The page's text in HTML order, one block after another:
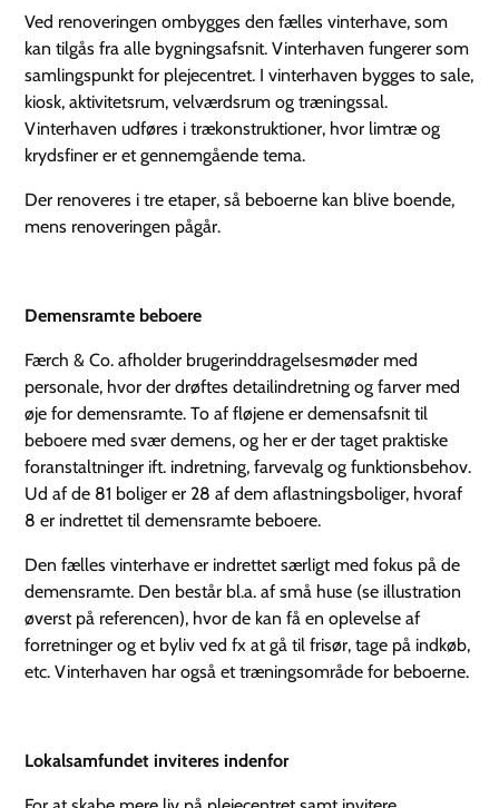
Ved renoveringen ombygges den fælles vinterhave, som
kan tilgås fra alle bygningsafsnit. Vinterhaven fungerer som
samlingspunkt for plejecentret. I vinterhaven bygges to sale,
kiosk, aktivitetsrum, velværdsrum og træningssal.
Vinterhaven udføres i trækonstruktioner, hvor limtræ og
krydsfiner er et gennemgående tema.
Der renoveres i tre etaper, så beboerne kan blive boende,
mens renoveringen pågår.
Demensramte beboere
Færch & Co. afholder brugerinddragelsesmøder med
personale, hvor der drøftes detailindretning og farver med
øje for demensramte. To af fløjene er demensafsnit til
beboere med svær demens, og her er der taget praktiske
foranstaltninger ift. indretning, farvevalg og funktionsbehov.
Ud af de 81 boliger er 28 af dem aflastningsboliger, hvoraf
8 er indrettet til demensramte beboere.
Den fælles vinterhave er indrettet særligt med fokus på de
demensramte. Den består bl.a. af små huse (se illustration
øverst på referencen), hvor de kan få en oplevelse af
forretninger og et byliv ved fx at gå til frisør, tage på indkøb,
etc. Vinterhaven har også et træningsområde for beboerne.
Lokalsamfundet inviteres indenfor